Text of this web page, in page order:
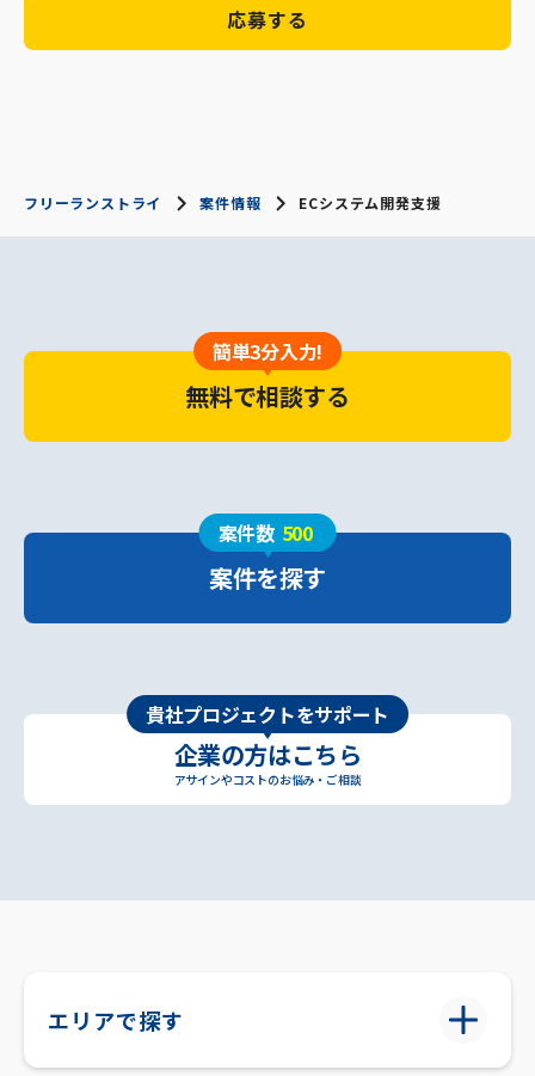
応募する
フリーランストライ 案件情報 ECシステム開発支援
簡単3分入力!
無料で相談する
案件数 500
案件を探す
貴社プロジェクトをサポート
企業の方はこちら
アサインやコストのお悩み・ご相談
エリアで探す